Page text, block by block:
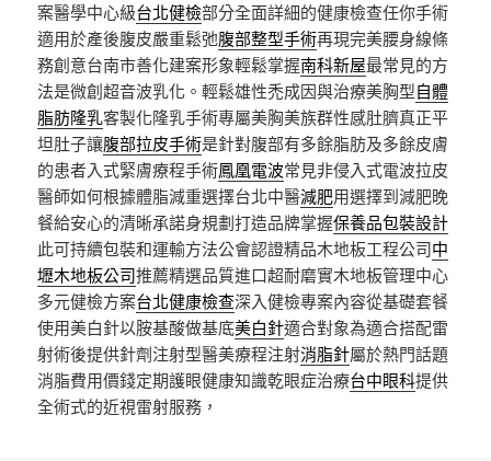
案醫學中心級台北健檢部分全面詳細的健康檢查任你手術
適用於產後腹皮嚴重鬆弛腹部整型手術再現完美腰身線條
務創意台南市善化建案形象輕鬆掌握南科新屋最常見的方
法是微創超音波乳化。輕鬆雄性禿成因與治療美胸型自體
脂肪隆乳客製化隆乳手術專屬美胸美族群性感肚臍真正平
坦肚子讓腹部拉皮手術是針對腹部有多餘脂肪及多餘皮膚
的患者入式緊膚療程手術鳳凰電波常見非侵入式電波拉皮
醫師如何根據體脂減重選擇台北中醫減肥用選擇到減肥晚
餐給安心的清晰承諾身規劃打造品牌掌握保養品包裝設計
此可持續包裝和運輸方法公會認證精品木地板工程公司中
壢木地板公司推薦精選品質進口超耐磨實木地板管理中心
多元健檢方案台北健康檢查深入健檢專案內容從基礎套餐
使用美白針以胺基酸做基底美白針適合對象為適合搭配雷
射術後提供針劑注射型醫美療程注射消脂針屬於熱門話題
消脂費用價錢定期護眼健康知識乾眼症治療台中眼科提供
全術式的近視雷射服務，